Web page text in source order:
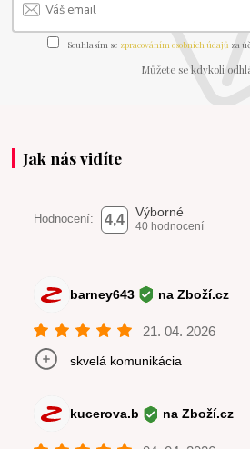
Souhlasím se zpracováním osobních údajů za
Můžete se kdykoli
Jak nás vidíte